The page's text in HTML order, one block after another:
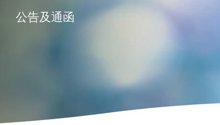
公告及通函